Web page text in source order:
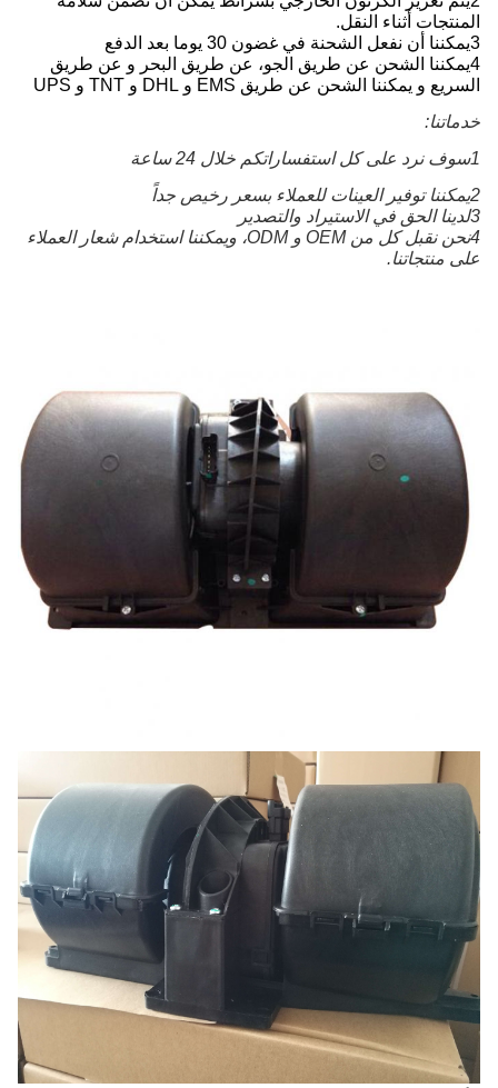
المنتجات أثناء النقل.
3يمكننا أن نفعل الشحنة في غضون 30 يوما بعد الدفع
4يمكننا الشحن عن طريق الجو، عن طريق البحر و عن طريق
السريع و يمكننا الشحن عن طريق EMS و DHL و TNT و UPS
خدماتنا:
1سوف نرد على كل استفساراتكم خلال 24 ساعة
2يمكننا توفير العينات للعملاء بسعر رخيص جداً
3لدينا الحق في الاستيراد والتصدير
على منتجاتنا.